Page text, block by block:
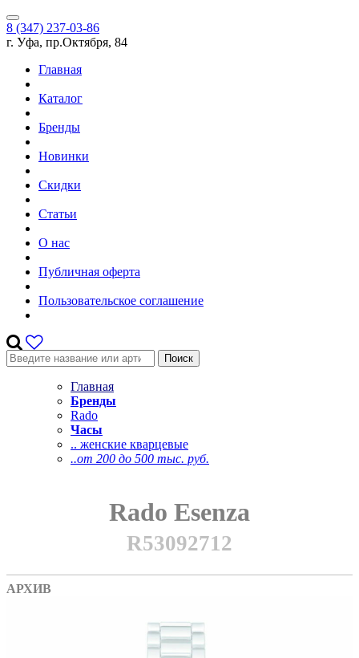
8 (347) 237-03-86
г. Уфа, пр.Октября, 84
Главная
Каталог
Бренды
Новинки
Скидки
Статьи
О нас
Публичная оферта
Пользовательское соглашение
Поиск
Главная
Бренды
Rado
Часы
.. женские кварцевые
..от 200 до 500 тыс. руб.
Rado Esenza
R53092712
АРХИВ